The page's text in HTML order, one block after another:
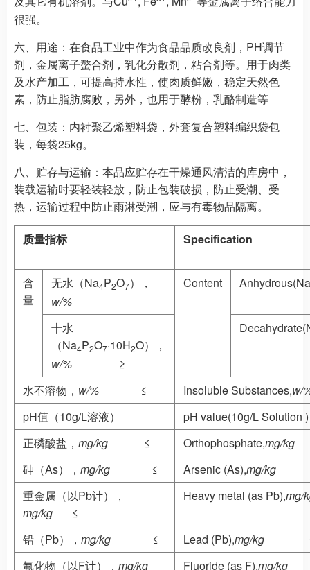
很强。
六、用途： 在食品工业中作为食品品质改良剂，PH调节
剂，金属离子螯合剂，乳化分散剂，粘合剂等。用于肉类
及水产加工，可提高持水性，使肉质鲜嫩，稳定天然色
素，防止脂肪腐败，另外，也用于酵粉，乳酪制造等
七、包装： 内衬聚乙烯塑料袋，外套复合塑料编织袋包
装，每袋25kg。
八、贮存与运输： 本品应贮存在干燥通风清洁的库房中，
装载运输时要轻装轻放，防止包装破损，防止受潮、受
热，运输过程中防止雨淋受潮，应与有毒物品隔离。
质量指标 Specification
含
量
无水（Na4P2O7），
w/%
Content Anhydrous(Na
十水
（Na4P2O7·10H2O），
w/% ≥
水不溶物， w/% ≤ Insoluble Substances,w/
pH值（10g/L溶液）
pH value(10g/L Solution )
正磷酸盐， mg/kg ≤ Orthophosphate,mg/kg
砷（As）， mg/kg ≤ Arsenic (As),mg/kg
重金属（以Pb计），
mg/kg ≤
Heavy metal (as Pb),mg/
铅（Pb）， mg/kg ≤ Lead (Pb),mg/kg
氟化物（以F计）， mg/kg
Fluoride (as F),mg/kg